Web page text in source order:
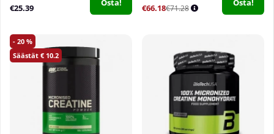
€25.39 Osta! €66.18€71.28
Osta!
20
10.2